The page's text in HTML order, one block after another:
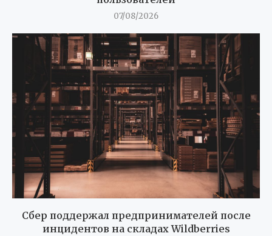
07/08/2026
Сбер поддержал предпринимателей после
инцидентов на складах Wildberries